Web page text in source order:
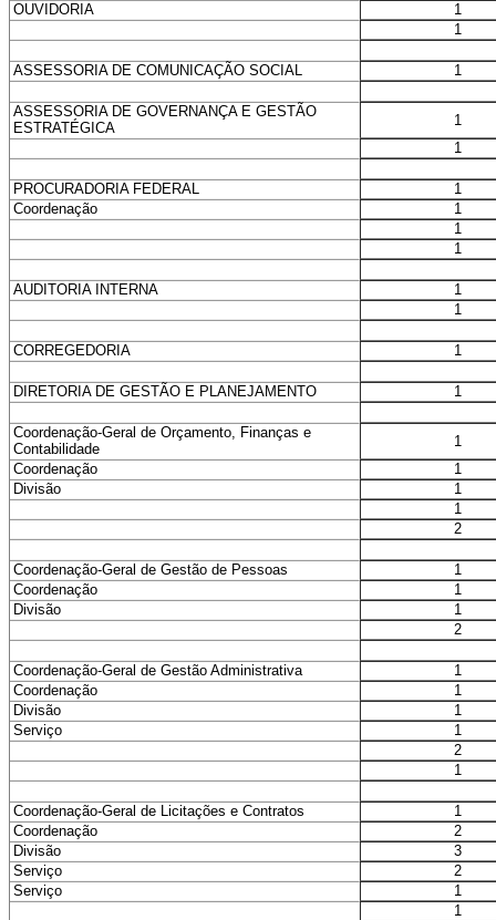
OUVIDORIA
1
1
ASSESSORIA DE COMUNICAÇÃO SOCIAL 1
ASSESSORIA DE GOVERNANÇA E GESTÃO
ESTRATÉGICA
1
1
PROCURADORIA FEDERAL
1
Coordenação
1
1
1
AUDITORIA INTERNA
1
1
CORREGEDORIA 1
DIRETORIA DE GESTÃO E PLANEJAMENTO 1
Coordenação-Geral de Orçamento, Finanças e
Contabilidade
1
Coordenação
1
Divisão
1
1
2
Coordenação-Geral de Gestão de Pessoas
1
Coordenação
1
Divisão
1
2
Coordenação-Geral de Gestão Administrativa
1
Coordenação
1
Divisão
1
Serviço
1
2
1
Coordenação-Geral de Licitações e Contratos
1
Coordenação
2
Divisão
3
Serviço
2
Serviço
1
1